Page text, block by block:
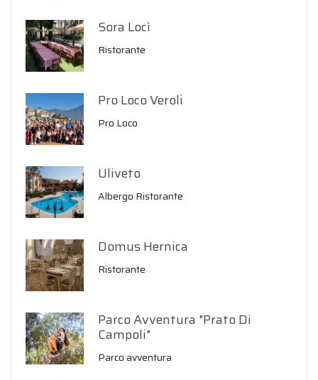
Sora Locì
Ristorante
Pro Loco Veroli
Pro Loco
Uliveto
Albergo Ristorante
Domus Hernica
Ristorante
Parco Avventura "Prato Di
Campoli"
Parco avventura